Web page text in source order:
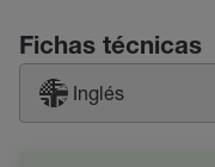
Fichas técnicas
Inglés